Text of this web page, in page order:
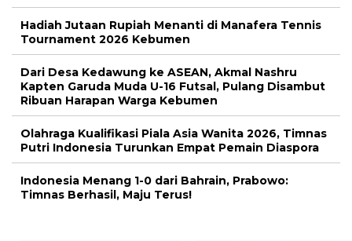
Hadiah Jutaan Rupiah Menanti di Manafera Tennis
Tournament 2026 Kebumen
Dari Desa Kedawung ke ASEAN, Akmal Nashru
Kapten Garuda Muda U-16 Futsal, Pulang Disambut
Ribuan Harapan Warga Kebumen
Olahraga Kualifikasi Piala Asia Wanita 2026, Timnas
Putri Indonesia Turunkan Empat Pemain Diaspora
Indonesia Menang 1-0 dari Bahrain, Prabowo:
Timnas Berhasil, Maju Terus!